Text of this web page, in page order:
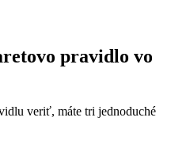
pravidlo vo
veriť, máte tri jednoduché